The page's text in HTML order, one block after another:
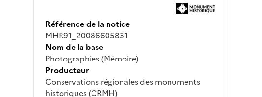
Référence de la notice
MHR91_20086605831
Nom de la base
Photographies (Mémoire)
Producteur
Conservations régionales des monuments
historiques (CRMH)